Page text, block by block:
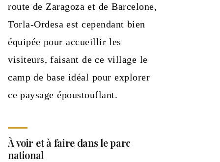
route de Zaragoza et de Barcelone,
Torla-Ordesa est cependant bien
équipée pour accueillir les
visiteurs, faisant de ce village le
camp de base idéal pour explorer
ce paysage époustouflant.
À voir et à faire dans le parc
national